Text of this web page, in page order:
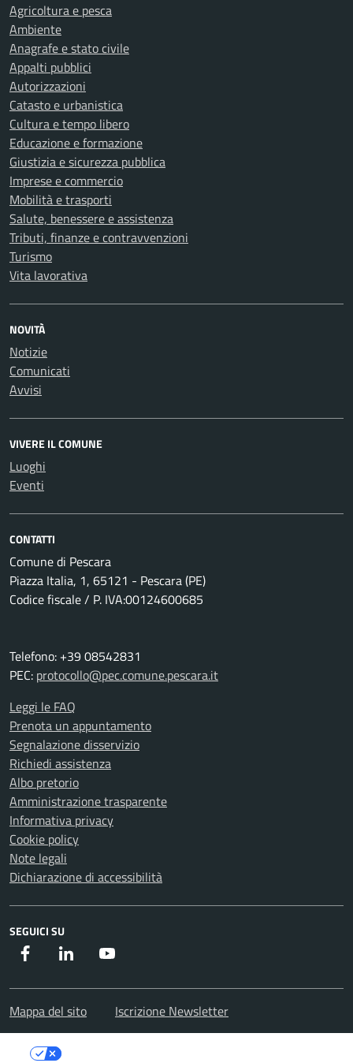
Agricoltura e pesca
Ambiente
Anagrafe e stato civile
Appalti pubblici
Autorizzazioni
Catasto e urbanistica
Cultura e tempo libero
Educazione e formazione
Giustizia e sicurezza pubblica
Imprese e commercio
Mobilità e trasporti
Salute, benessere e assistenza
Tributi, finanze e contravvenzioni
Turismo
Vita lavorativa
NOVITÀ
Notizie
Comunicati
Avvisi
VIVERE IL COMUNE
Luoghi
Eventi
CONTATTI
Comune di Pescara
Piazza Italia, 1, 65121 - Pescara (PE)
Codice fiscale / P. IVA:00124600685
Telefono: +39 08542831
PEC: protocollo@pec.comune.pescara.it
Leggi le FAQ
Prenota un appuntamento
Segnalazione disservizio
Richiedi assistenza
Albo pretorio
Amministrazione trasparente
Informativa privacy
Cookie policy
Note legali
Dichiarazione di accessibilità
SEGUICI SU
Facebook Instagram
Mappa del sito Iscrizione Newsletter
Le tue preferenze relative alla privacy